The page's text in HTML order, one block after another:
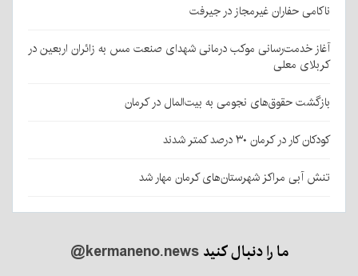
ناکامی حفاران غیرمجاز در جیرفت
آغاز خدمت‌رسانی موکب درمانی شهدای صنعت مس به زائران اربعین در
کربلای معلی
بازگشت حقوق‌های نجومی به بیت‌المال در کرمان
کودکان کار در کرمان ۳۰ درصد کمتر شدند
تنش آبی مراکز شهرستان‌های کرمان مهار شد
ما را دنبال کنید@kermaneno.news